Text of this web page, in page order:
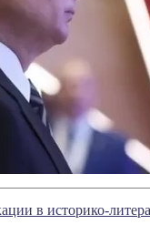
в историко-